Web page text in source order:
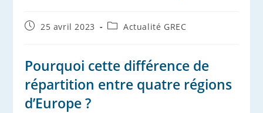
Publication
25 avril 2023
PostActualité GREC
Pourquoi cette différence de
répartition entre quatre régions
d’Europe ?